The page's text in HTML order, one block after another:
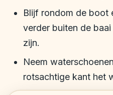
Blijf rondom de boot
verder buiten de
zijn.
Neem
rotsachtige kant het